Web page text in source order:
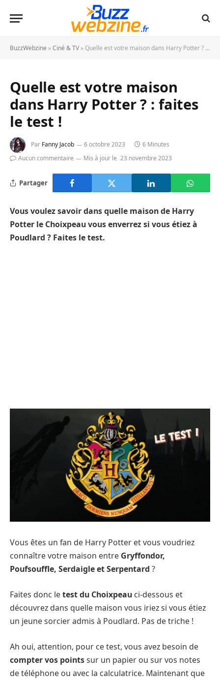
BuzzWebzine »Ciné & TV » Quelle est votre maison dans Harry Potter ? : faites le test !
Quelle est votre maison
dans Harry Potter ? : faites
le test !
Par Fanny Jacob 6 octobre 2023
6 Minutes
Aucun commentaire
Mis à jour le 23 novembre 2023
Partager
Vous voulez savoir dans quelle maison de Harry
Potter le Choixpeau vous enverrez si vous étiez à
Poudlard ? Faites le test.
Vous êtes un fan de Harry Potter et vous voudriez
connaître votre maison entre Gryffondor,
Poufsouffle, Serdaigle et Serpentard ?
Faites donc letest du Choixpeau ci-dessous et
découvrez dans quelle maison vous iriez si vous étiez
un jeune sorcier admis à Poudlard. Pas de triche !
Ah oui, attention, pour ce test, vous avez besoin de
compter vos pointssur un papier ou sur vos notes
de téléphone ou avec la calculatrice. Maintenant que